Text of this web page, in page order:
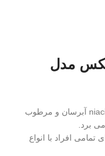
مدل
سرم روشن کننده برایت مکس مدل niacinamide آبرسان و مرطوب
برد.
تن برایت 10 درصد برای تمامی افراد با انواع